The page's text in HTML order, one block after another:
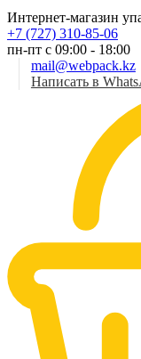
Интернет-магазин
+7 (727) 310-85-06
пн-пт с 09:00 - 18:00
mail@webpack.kz
Написать в